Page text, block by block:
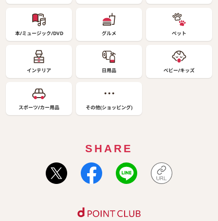
本/ミュージック/DVD グルメ ペット
インテリア 日用品 ベビー/キッズ
スポーツ/カー用品 その他(ショッピング)
SHARE